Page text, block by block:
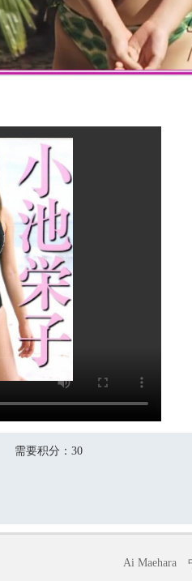
需要积分 ：30
Ai Maehara